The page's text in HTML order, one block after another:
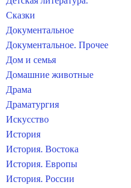
Сказки
Документальное
Документальное. Прочее
Дом и семья
Домашние животные
Драма
Драматургия
Искусство
История
История. Востока
История. Европы
История. России